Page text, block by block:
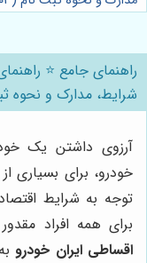
راهنمای جامع ⭐️
شرایط، مدارک و نحوه ثبت
آرزوی داشتن یک
خودرو، برای بسیاری
توجه به شرایط
برای همه افراد
اقساطی ایران خودرو